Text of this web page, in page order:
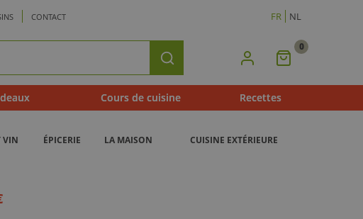
CONTACT FR NL
Rechercher Mon
0
Cours de cuisine Recettes
VIN ÉPICERIE LA MAISON CUISINE EXTÉRIEURE